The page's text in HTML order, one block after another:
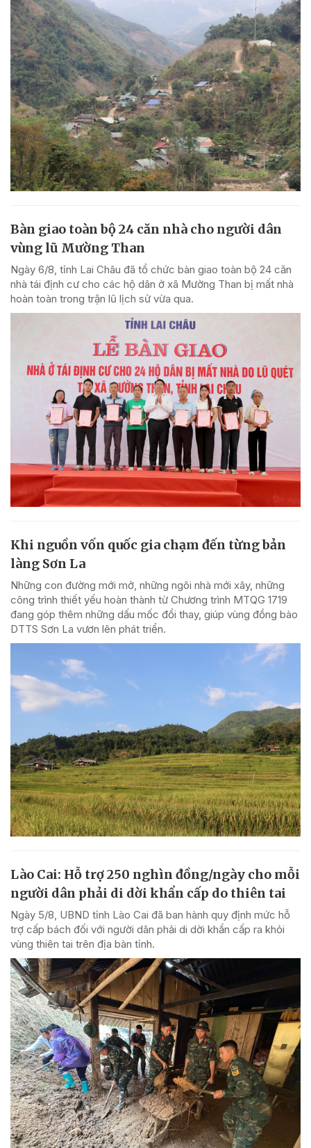
Bàn giao toàn bộ 24 căn nhà cho người dân
vùng lũ Mường Than
Ngày 6/8, tỉnh Lai Châu đã tổ chức bàn giao toàn bộ 24 căn
nhà tái định cư cho các hộ dân ở xã Mường Than bị mất nhà
hoàn toàn trong trận lũ lịch sử vừa qua.
Khi nguồn vốn quốc gia chạm đến từng bản
làng Sơn La
Những con đường mới mở, những ngôi nhà mới xây, những
công trình thiết yếu hoàn thành từ Chương trình MTQG 1719
đang góp thêm những dấu mốc đổi thay, giúp vùng đồng bào
DTTS Sơn La vươn lên phát triển.
Lào Cai: Hỗ trợ 250 nghìn đồng/ngày cho mỗi
người dân phải di dời khẩn cấp do thiên tai
Ngày 5/8, UBND tỉnh Lào Cai đã ban hành quy định mức hỗ
trợ cấp bách đối với người dân phải di dời khẩn cấp ra khỏi
vùng thiên tai trên địa bàn tỉnh.